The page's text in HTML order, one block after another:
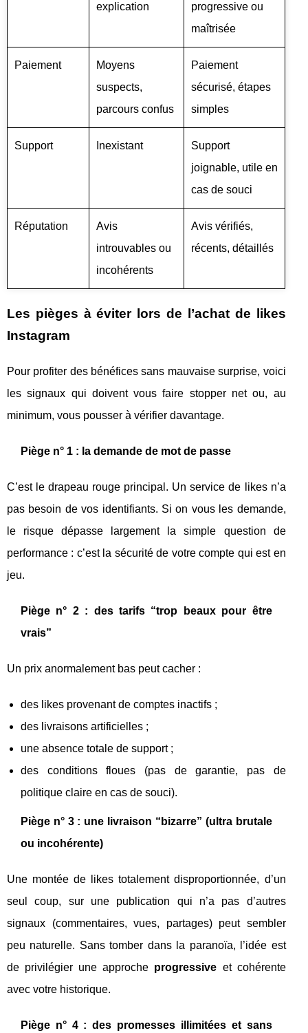
explication
progressive ou
maîtrisée
Paiement
Moyens
suspects,
parcours confus
Paiement
sécurisé, étapes
simples
Support Inexistant
Support
joignable, utile en
cas de souci
Réputation
Avis
introuvables ou
incohérents
Avis vérifiés,
récents, détaillés
Les pièges à éviter lors de l’achat de likes
Instagram
Pour profiter des bénéfices sans mauvaise surprise, voici
les signaux qui doivent vous faire stopper net ou, au
minimum, vous pousser à vérifier davantage.
Piège n° 1 : la demande de mot de passe
C’est le drapeau rouge principal. Un service de likes n’a
pas besoin de vos identifiants. Si on vous les demande,
le risque dépasse largement la simple question de
performance : c’est la sécurité de votre compte qui est en
jeu.
Piège n° 2 : des tarifs “trop beaux pour être
vrais”
Un prix anormalement bas peut cacher :
des likes provenant de comptes inactifs ;
des livraisons artificielles ;
une absence totale de support ;
des conditions floues (pas de garantie, pas de
politique claire en cas de souci).
Piège n° 3 : une livraison “bizarre” (ultra brutale
ou incohérente)
Une montée de likes totalement disproportionnée, d’un
seul coup, sur une publication qui n’a pas d’autres
signaux (commentaires, vues, partages) peut sembler
peu naturelle. Sans tomber dans la paranoïa, l’idée est
de privilégier une approche progressive et cohérente
avec votre historique.
Piège n° 4 : des promesses illimitées et sans